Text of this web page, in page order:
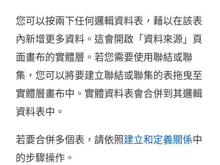
您可以按兩下任何邏輯資料表，藉以在該表
內新增更多資料。這會開啟「資料來源」頁
面畫布的實體層。若您需要使用聯結或聯
集，您可以將要建立聯結或聯集的表拖曳至
實體層畫布中。實體資料表會合併到其邏輯
資料表中。
若要合併多個表，請依照建立和定義關係中
的步驟操作。